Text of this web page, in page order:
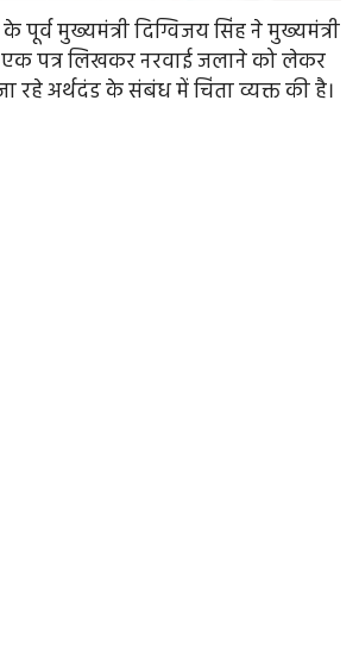
पूर्व मुख्यमंत्री दिग्विजय सिंह ने मुख्यमंत्री
एक पत्र लिखकर नरवाई जलाने को लेकर
रहे अर्थदंड के संबंध में चिंता व्यक्त की है।